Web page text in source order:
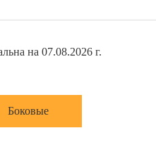
на 07.08.2026 г.
Боковые